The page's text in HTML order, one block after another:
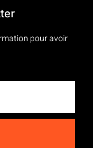
pour avoir